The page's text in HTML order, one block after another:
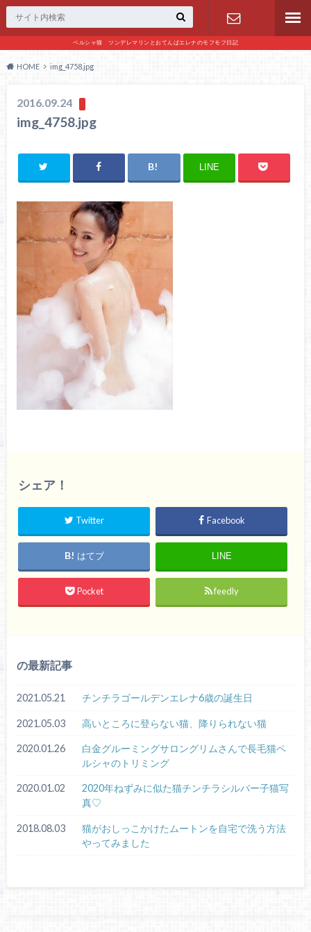
ペルシャ猫 ツンデレマリンとおてんばエレナのモフモフ日記
お問い合わ
HOME img_4758.jpg
2016.09.24
img_4758.jpg
LINE
シェア！
Twitter Facebook
はてブ LINE
Pocket feedly
の最新記事
2021.05.21 チンチラゴールデンエレナ6歳の誕生日
2021.05.03 高いところに登らない猫、降りられない猫
2020.01.26
白金グルーミングサロングリムさんで長毛猫ペ
ルシャのトリミング
2020.01.02
2020年ねずみに似た猫チンチラシルバー子猫写
真♡
2018.08.03
猫がおしっこかけたムートンを自宅で洗う方法
やってみました